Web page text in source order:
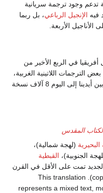
تدعم وجود ترجمة سريانية
فيه الإنجيل الرباعي، بل ربما
الأربعة.
في الربع الأخير من
الترجمات اللاتينية الغربية،
فيما بعد وما زال بين أيدينا إلى اليوم 8 آلاف نسخة
المقدس
البحيرية (لهجة شمالية)،
الجنوبية)، القبطية
تمت على الأقل في القرن
). This translation
represents a mixed text,